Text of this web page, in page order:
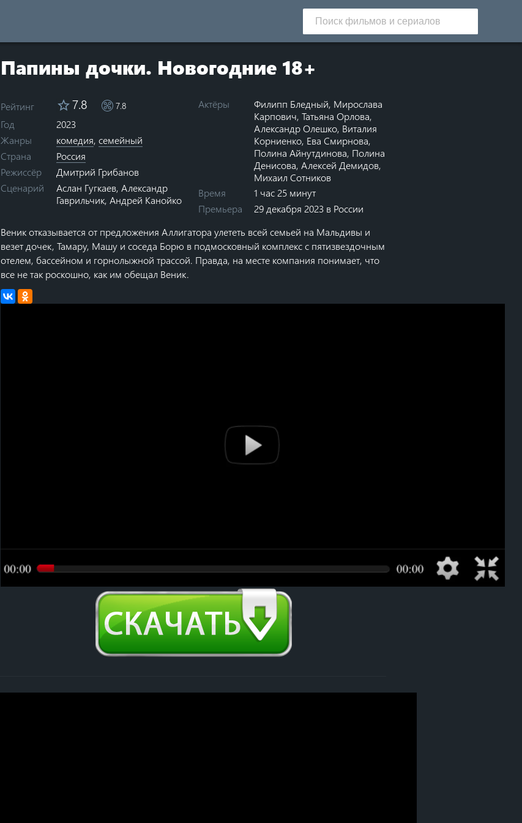
Папины дочки. Новогодние 18+
Рейтинг 7.8 7.8
Год
2023
Жанры
комедия, семейный
Страна
Россия
Режиссёр
Дмитрий Грибанов
Сценарий
Аслан Гугкаев, Александр
Гаврильчик, Андрей Канойко
Актёры Филипп Бледный, Мирослава
Карпович,Татьяна Орлова,
Александр Олешко, Виталия
Корниенко, Ева Смирнова,
Полина Айнутдинова, Полина
Денисова,Алексей Демидов,
Михаил Сотников
Время
1 час 25 минут
Премьера
29 декабря 2023 в России
Веник отказывается от предложения Аллигатора улететь всей семьей на Мальдивы и
везет дочек, Тамару, Машу и соседа Борю в подмосковный комплекс с пятизвездочным
отелем, бассейном и горнолыжной трассой. Правда, на месте компания понимает, что
все не так роскошно, как им обещал Веник.